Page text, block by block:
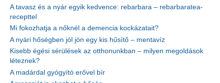
A tavasz és a nyár egyik kedvence: rebarbara – rebarbaratea-
recepttel
Mi fokozhatja a nőknél a demencia kockázatait?
A nyári hőségben jól jön egy kis hűsítő – mentavíz
Kisebb égési sérülések az otthonunkban – milyen megoldások
léteznek?
A madárdal gyógyító erővel bír